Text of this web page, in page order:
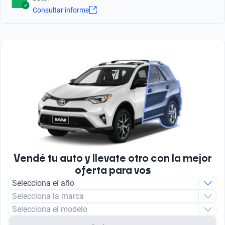
1.5
Tipo de Combustible
Tipo de Rin
Tipo de bulbo luz baja
2
Consultar informe
Vendé tu auto y llevate otro con la mejor
oferta para vos
Selecciona el año
Selecciona la marca
Selecciona el modelo